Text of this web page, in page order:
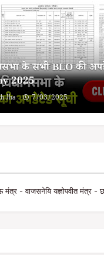
के सभी BLO की
2025
Jha 7/03/2025
मंत्र - वाजसनेयि यज्ञोपवीत मंत्र -